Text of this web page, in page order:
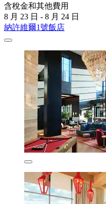
含稅金和其他費用
8 月 23 日 - 8 月 24 日
納許維爾1號飯店